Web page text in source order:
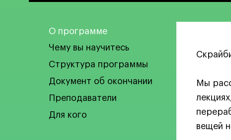
О программе
Чему вы научитесь
Структура программы
Документ об окончании
Преподаватели
Для кого
Мы
вещей